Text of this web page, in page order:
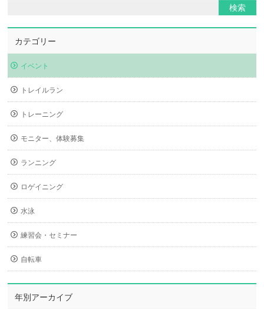
カテゴリー
イベント
トレイルラン
トレーニング
モニター、体験募集
ランニング
ロゲイニング
水泳
練習会・セミナー
自転車
年別アーカイブ